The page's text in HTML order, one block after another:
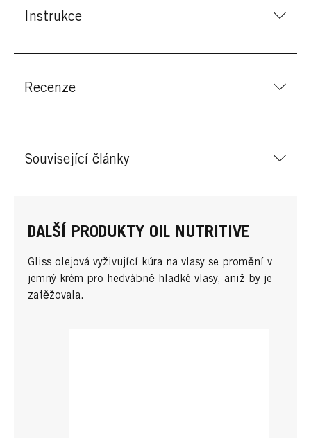
Instrukce
Recenze
Související články
DALŠÍ PRODUKTY OIL NUTRITIVE
Gliss olejová vyživující kúra na vlasy se promění v
jemný krém pro hedvábně hladké vlasy, aniž by je
zatěžovala.